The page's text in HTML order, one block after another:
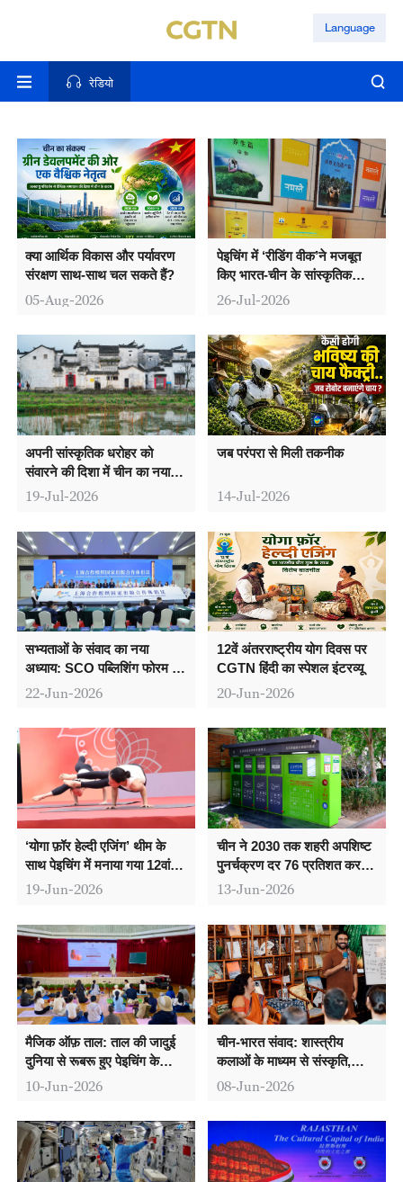
Language
रेडियो
क्या आर्थिक विकास और पर्यावरण
संरक्षण साथ-साथ चल सकते हैं?
05-Aug-2026
पेइचिंग में ‘रीडिंग वीक’ने मजबूत
किए भारत-चीन के सांस्कृतिक
सम्बंध, टैगोर-थीम वाली कलाकृति
26-Jul-2026
अपनी सांस्कृतिक धरोहर को
संवारने की दिशा में चीन का नया
कदम
19-Jul-2026
जब परंपरा से मिली तकनीक
14-Jul-2026
सभ्यताओं के संवाद का नया
अध्याय: SCO पब्लिशिंग फोरम में
मेरा अनुभव
22-Jun-2026
12वें अंतरराष्ट्रीय योग दिवस पर
CGTN हिंदी का स्पेशल इंटरव्यू
20-Jun-2026
‘योगा फ़ॉर हेल्दी एजिंग’ थीम के
साथ पेइचिंग में मनाया गया 12वां
अंतरराष्ट्रीय योग दिवस
19-Jun-2026
चीन ने 2030 तक शहरी अपशिष्ट
पुनर्चक्रण दर 76 प्रतिशत करने
का लक्ष्य रखा
13-Jun-2026
मैजिक ऑफ़ ताल: ताल की जादुई
दुनिया से रूबरू हुए पेइचिंग के
संगीत प्रेमी
10-Jun-2026
चीन-भारत संवाद: शास्त्रीय
कलाओं के माध्यम से संस्कृति,
परंपरा और नवाचार पर सार्थक
08-Jun-2026